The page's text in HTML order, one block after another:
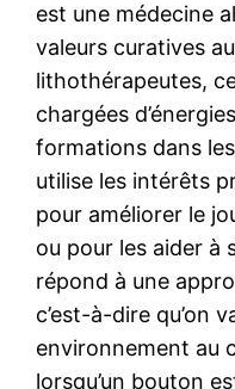
est une médecine
valeurs curatives
lithothérapeutes,
chargées
formations dans
utilise les intérêts
pour améliorer le
ou pour les aider à
répond à une
c’est-à-dire qu’on
environnement au
lorsqu’un bouton